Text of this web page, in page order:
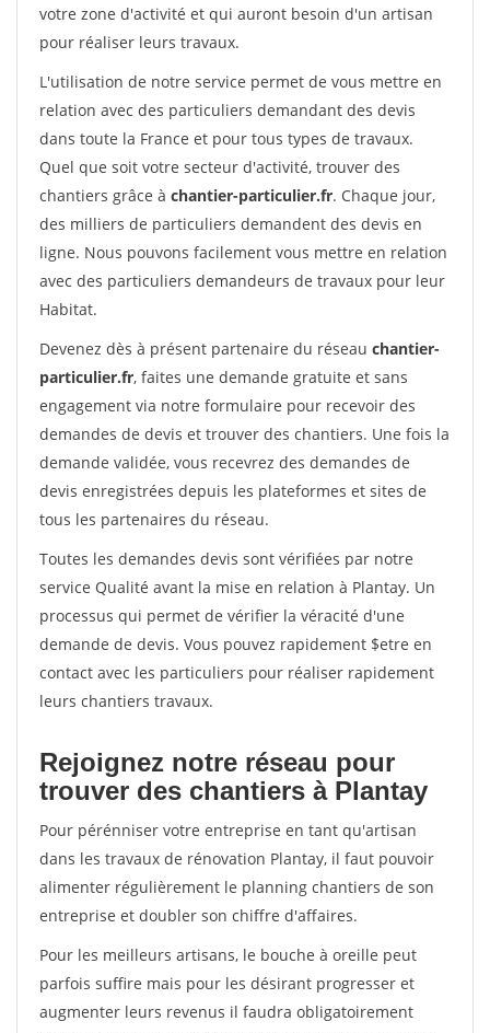
votre zone d'activité et qui auront besoin d'un artisan
pour réaliser leurs travaux.
L'utilisation de notre service permet de vous mettre en
relation avec des particuliers demandant des devis
dans toute la France et pour tous types de travaux.
Quel que soit votre secteur d'activité, trouver des
chantiers grâce à chantier-particulier.fr. Chaque jour,
des milliers de particuliers demandent des devis en
ligne. Nous pouvons facilement vous mettre en relation
avec des particuliers demandeurs de travaux pour leur
Habitat.
Devenez dès à présent partenaire du réseau chantier-
particulier.fr, faites une demande gratuite et sans
engagement via notre formulaire pour recevoir des
demandes de devis et trouver des chantiers. Une fois la
demande validée, vous recevrez des demandes de
devis enregistrées depuis les plateformes et sites de
tous les partenaires du réseau.
Toutes les demandes devis sont vérifiées par notre
service Qualité avant la mise en relation à Plantay. Un
processus qui permet de vérifier la véracité d'une
demande de devis. Vous pouvez rapidement $etre en
contact avec les particuliers pour réaliser rapidement
leurs chantiers travaux.
Rejoignez notre réseau pour
trouver des chantiers à Plantay
Pour pérénniser votre entreprise en tant qu'artisan
dans les travaux de rénovation Plantay, il faut pouvoir
alimenter régulièrement le planning chantiers de son
entreprise et doubler son chiffre d'affaires.
Pour les meilleurs artisans, le bouche à oreille peut
parfois suffire mais pour les désirant progresser et
augmenter leurs revenus il faudra obligatoirement